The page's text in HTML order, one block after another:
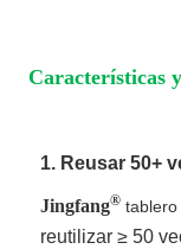
Características
1. Reusar 50+
Jingfang®
reutilizar ≥ 50